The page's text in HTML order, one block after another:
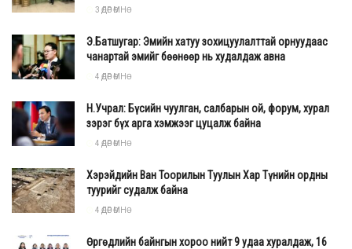
чиглэлүүдийн нэг байх болно. Иймд шаардлагатай арга
хэмжээг шат дараатай авч хэрэгжүүлнэ” гэлээ.
3 ӨДӨР ӨМНӨ
Э.Батшугар: Эмийн хатуу зохицуулалттай орнуудаас
чанартай эмийг бөөнөөр нь худалдаж авна
4 ӨДӨР ӨМНӨ
Н.Учрал: Бүсийн чуулган, салбарын ой, форум, хурал
зэрэг бүх арга хэмжээг цуцалж байна
4 ӨДӨР ӨМНӨ
Хэрэйдийн Ван Тоорилын Туулын Хар Түнийн ордны
туурийг судалж байна
4 ӨДӨР ӨМНӨ
Өргөдлийн байнгын хороо нийт 9 удаа хуралдаж, 16